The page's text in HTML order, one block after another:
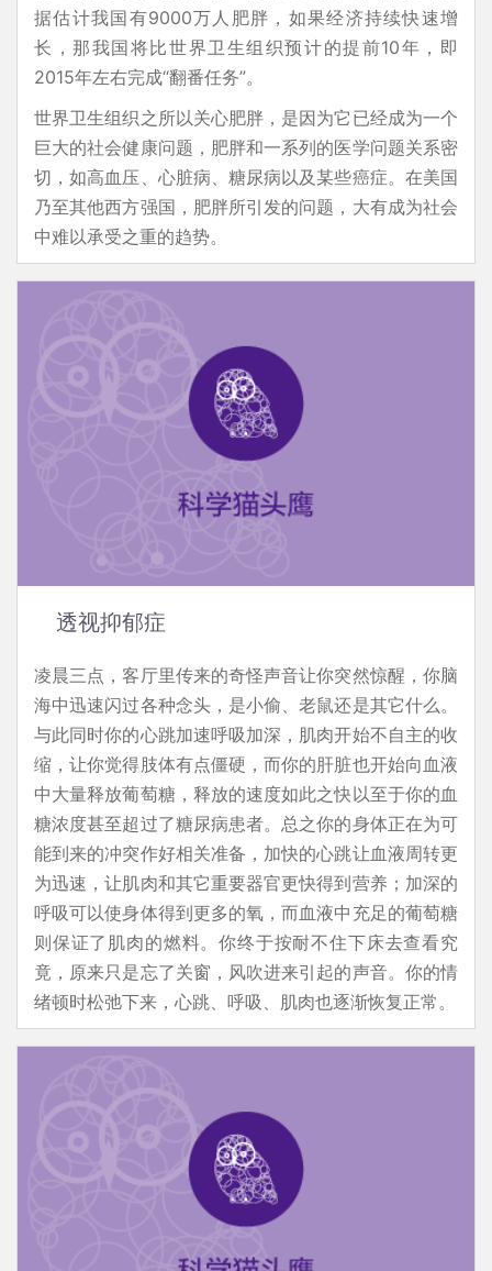
据估计我国有9000万人肥胖，如果经济持续快速增
长，那我国将比世界卫生组织预计的提前10年，即
2015年左右完成“翻番任务”。
世界卫生组织之所以关心肥胖，是因为它已经成为一个
巨大的社会健康问题，肥胖和一系列的医学问题关系密
切，如高血压、心脏病、糖尿病以及某些癌症。在美国
乃至其他西方强国，肥胖所引发的问题，大有成为社会
中难以承受之重的趋势。
透视抑郁症
凌晨三点，客厅里传来的奇怪声音让你突然惊醒，你脑
海中迅速闪过各种念头，是小偷、老鼠还是其它什么。
与此同时你的心跳加速呼吸加深，肌肉开始不自主的收
缩，让你觉得肢体有点僵硬，而你的肝脏也开始向血液
中大量释放葡萄糖，释放的速度如此之快以至于你的血
糖浓度甚至超过了糖尿病患者。总之你的身体正在为可
能到来的冲突作好相关准备，加快的心跳让血液周转更
为迅速，让肌肉和其它重要器官更快得到营养；加深的
呼吸可以使身体得到更多的氧，而血液中充足的葡萄糖
则保证了肌肉的燃料。你终于按耐不住下床去查看究
竟，原来只是忘了关窗，风吹进来引起的声音。你的情
绪顿时松弛下来，心跳、呼吸、肌肉也逐渐恢复正常。